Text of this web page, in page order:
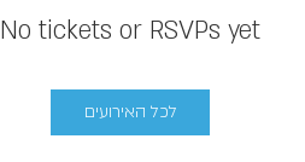
No tickets or RSVPs yet
לכל האירועים